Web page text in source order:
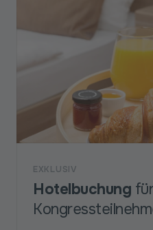
EXKLUSIV
Hotelbuchung für